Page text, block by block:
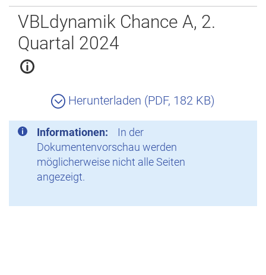
Zurück
VBLdynamik Chance A, 2.
Quartal 2024
Herunterladen (PDF, 182 KB)
Informationen:
In der
Dokumentenvorschau werden
möglicherweise nicht alle Seiten
angezeigt.